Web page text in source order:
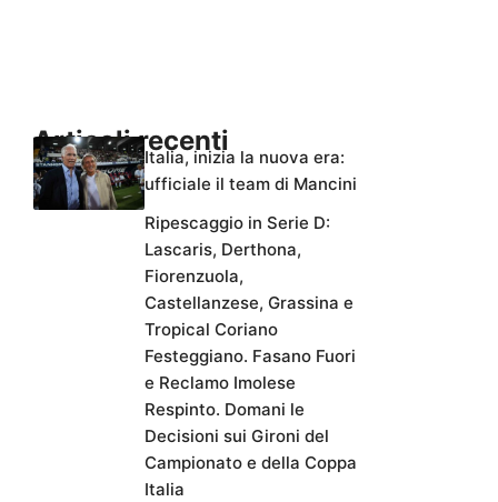
Articoli recenti
Italia, inizia la nuova era:
ufficiale il team di Mancini
Ripescaggio in Serie D:
Lascaris, Derthona,
Fiorenzuola,
Castellanzese, Grassina e
Tropical Coriano
Festeggiano. Fasano Fuori
e Reclamo Imolese
Respinto. Domani le
Decisioni sui Gironi del
Campionato e della Coppa
Italia